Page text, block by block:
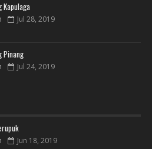
Kapulaga
Jul 28, 2019
Pinang
Jul 24, 2019
Jun 18, 2019